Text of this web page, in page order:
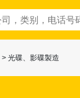
> 光碟、影碟製造